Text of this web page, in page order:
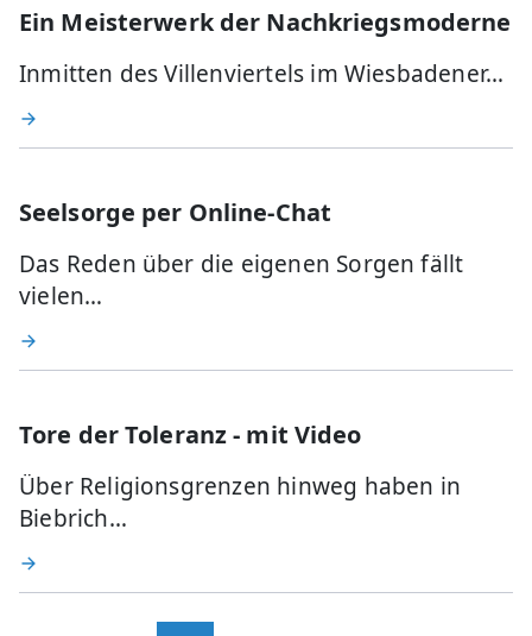
Ein Meisterwerk der Nachkriegsmoderne
Inmitten des Villenviertels im Wiesbadener…
Seelsorge per Online-Chat
Das Reden über die eigenen Sorgen fällt
vielen…
Tore der Toleranz - mit Video
Über Religionsgrenzen hinweg haben in
Biebrich…